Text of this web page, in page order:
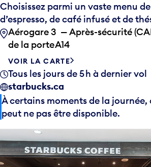
Choisissez parmi un vaste menu
d’espresso, de café infusé et de
Aérogare 3 — Après-sécurité
de la porte A14
VOIR LA CARTE
Tous les jours de 5 h à dernier vol
starbucks.ca
À certains moments de la
peut ne pas être disponible.